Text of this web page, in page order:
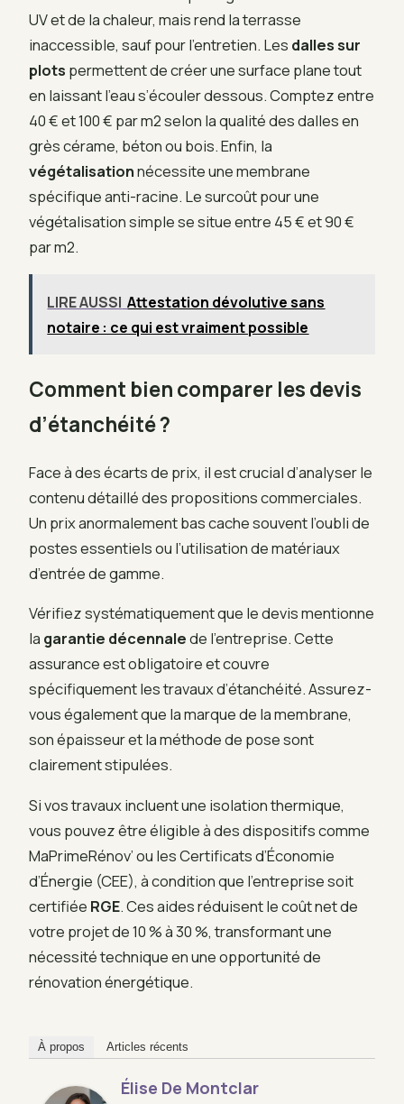
UV et de la chaleur, mais rend la terrasse
inaccessible, sauf pour l’entretien. Les dalles sur
plots permettent de créer une surface plane tout
en laissant l’eau s’écouler dessous. Comptez entre
40 € et 100 € par m2 selon la qualité des dalles en
grès cérame, béton ou bois. Enfin, la
végétalisationnécessite une membrane
spécifique anti-racine. Le surcoût pour une
végétalisation simple se situe entre 45 € et 90 €
par m2.
LIRE AUSSI Attestation dévolutive sans
notaire : ce qui est vraiment possible
Comment bien comparer les devis
d’étanchéité ?
Face à des écarts de prix, il est crucial d’analyser le
contenu détaillé des propositions commerciales.
Un prix anormalement bas cache souvent l’oubli de
postes essentiels ou l’utilisation de matériaux
d’entrée de gamme.
Vérifiez systématiquement que le devis mentionne
la garantie décennalede l’entreprise. Cette
assurance est obligatoire et couvre
spécifiquement les travaux d’étanchéité. Assurez-
vous également que la marque de la membrane,
son épaisseur et la méthode de pose sont
clairement stipulées.
Si vos travaux incluent une isolation thermique,
vous pouvez être éligible à des dispositifs comme
MaPrimeRénov’ ou les Certificats d’Économie
d’Énergie (CEE), à condition que l’entreprise soit
certifiée RGE. Ces aides réduisent le coût net de
votre projet de 10 % à 30 %, transformant une
nécessité technique en une opportunité de
rénovation énergétique.
À propos Articles récents
Élise De Montclar